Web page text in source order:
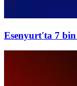
Esenyurt'ta 7